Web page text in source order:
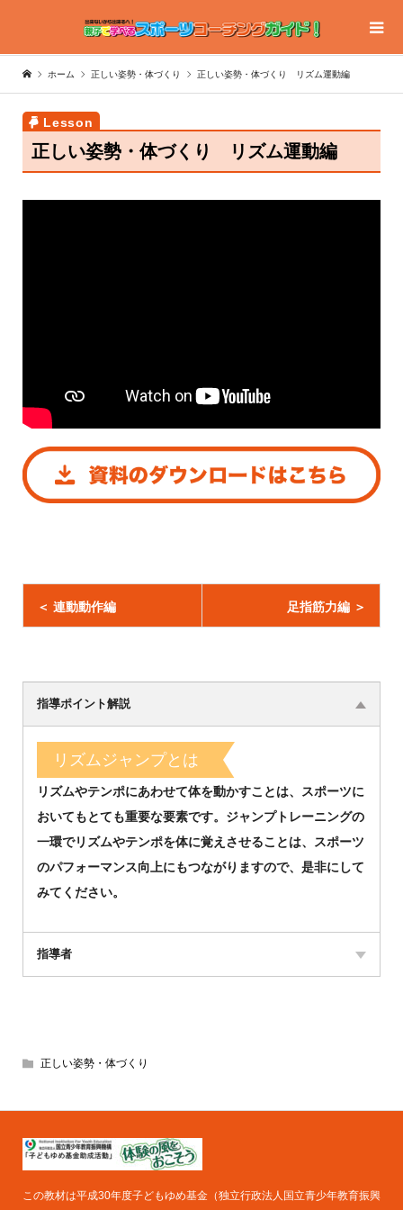
ホーム 正しい姿勢・体づくり 正しい姿勢・体づくり リズム運動編
正しい姿勢・体づくり リズム運動編
＜ 連動動作編 足指筋力編 ＞
指導ポイント解説
リズムジャンプとは
リズムやテンポにあわせて体を動かすことは、スポーツに
おいてもとても重要な要素です。ジャンプトレーニングの
一環でリズムやテンポを体に覚えさせることは、スポーツ
のパフォーマンス向上にもつながりますので、是非にして
みてください。
指導者
正しい姿勢・体づくり
この教材は平成30年度子どもゆめ基金（独立行政法人国立青少年教育振興